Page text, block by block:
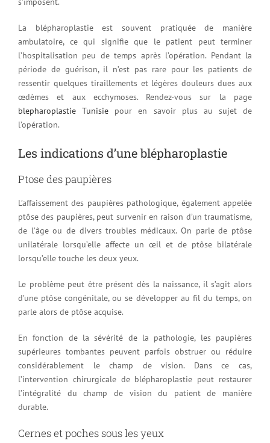
La blépharoplastie est souvent pratiquée de manière
ambulatoire, ce qui signifie que le patient peut terminer
l’hospitalisation peu de temps après l’opération. Pendant la
période de guérison, il n’est pas rare pour les patients de
ressentir quelques tiraillements et légères douleurs dues aux
œdèmes et aux ecchymoses. Rendez-vous sur la page
blepharoplastie Tunisie pour en savoir plus au sujet de
l’opération.
Les indications d’une blépharoplastie
Ptose des paupières
L’affaissement des paupières pathologique, également appelée
ptôse des paupières, peut survenir en raison d’un traumatisme,
de l’âge ou de divers troubles médicaux. On parle de ptôse
unilatérale lorsqu’elle affecte un œil et de ptôse bilatérale
lorsqu’elle touche les deux yeux.
Le problème peut être présent dès la naissance, il s’agit alors
d’une ptôse congénitale, ou se développer au fil du temps, on
parle alors de ptôse acquise.
En fonction de la sévérité de la pathologie, les paupières
supérieures tombantes peuvent parfois obstruer ou réduire
considérablement le champ de vision. Dans ce cas,
l’intervention chirurgicale de blépharoplastie peut restaurer
l’intégralité du champ de vision du patient de manière
durable.
Cernes et poches sous les yeux